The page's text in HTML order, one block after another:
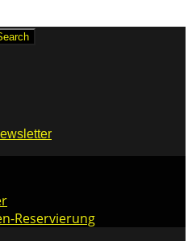
Reservierung